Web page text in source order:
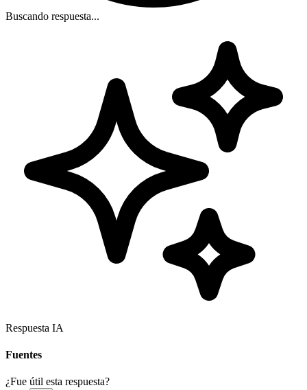
Buscando respuesta...
Respuesta IA
Fuentes
¿Fue útil esta respuesta?